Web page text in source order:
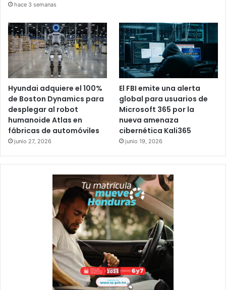
hace 3 semanas
Hyundai adquiere el 100%
de Boston Dynamics para
desplegar al robot
humanoide Atlas en
fábricas de automóviles
junio 27, 2026
El FBI emite una alerta
global para usuarios de
Microsoft 365 por la
nueva amenaza
cibernética Kali365
junio 19, 2026